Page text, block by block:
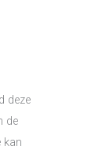
deze
de
kan